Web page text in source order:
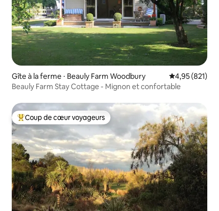
Gîte à la ferme ⋅ Beauly Farm Woodbury Évaluation
4,95 (821)
Beauly Farm Stay Cottage - Mignon et confortable
Coups de cœur voyageurs les plus appréciés
Coup de cœur voyageurs